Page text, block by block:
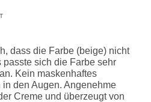
dass die Farbe (beige) nicht
sich die Farbe sehr
Kein maskenhaftes
den Augen. Angenehme
Creme und überzeugt von